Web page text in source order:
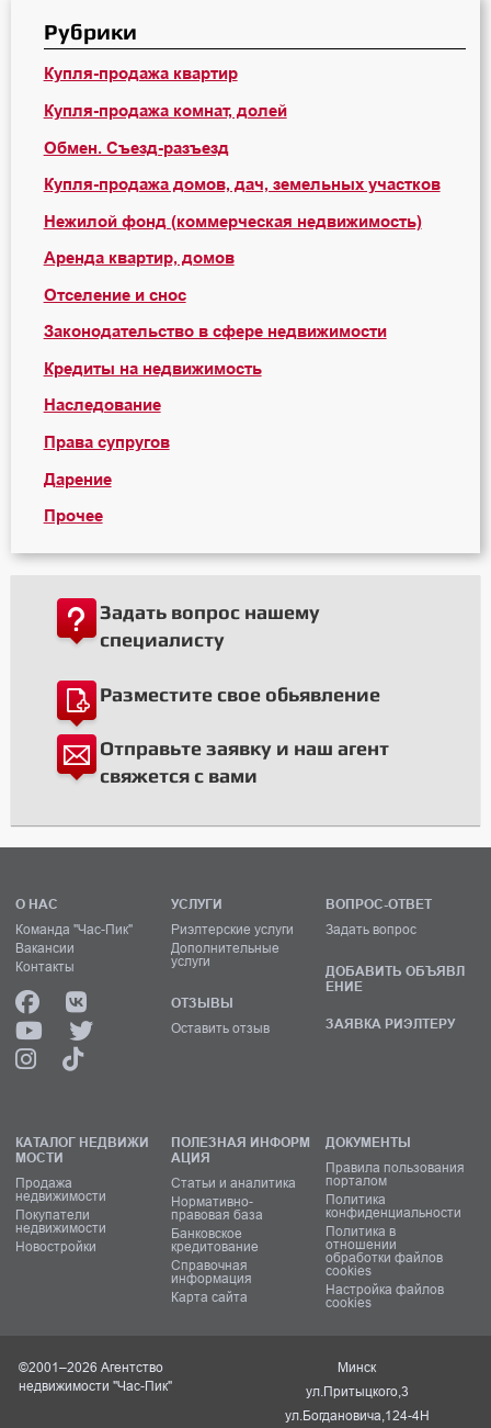
Рубрики
Купля-продажа квартир
Купля-продажа комнат, долей
Обмен. Съезд-разъезд
Купля-продажа домов, дач, земельных участков
Нежилой фонд (коммерческая недвижимость)
Аренда квартир, домов
Отселение и снос
Законодательство в сфере недвижимости
Кредиты на недвижимость
Наследование
Права супругов
Дарение
Прочее
Задать вопрос нашему
специалисту
Разместите свое обьявление
Отправьте заявку и наш агент
свяжется с вами
О НАС
Команда "Час-Пик"
Вакансии
Контакты
УСЛУГИ
Риэлтерские услуги
Дополнительные
услуги
ОТЗЫВЫ
Оставить отзыв
ВОПРОС-ОТВЕТ
Задать вопрос
ДОБАВИТЬ ОБЪЯВЛ
ЕНИЕ
ЗАЯВКА РИЭЛТЕРУ
КАТАЛОГ НЕДВИЖИ
МОСТИ
Продажа
недвижимости
Покупатели
недвижимости
Новостройки
ПОЛЕЗНАЯ ИНФОРМ
АЦИЯ
Статьи и аналитика
Нормативно-
правовая база
Банковское
кредитование
Справочная
информация
Карта сайта
ДОКУМЕНТЫ
Правила пользования
порталом
Политика
конфиденциальности
Политика в
отношении
обработки файлов
cookies
Настройка файлов
cookies
©2001–2026 Агентство
недвижимости "Час-Пик"
Минск
ул.Притыцкого,3
ул.Богдановича,124-4Н